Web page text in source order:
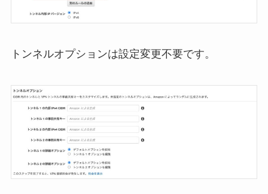
トンネルオプションは設定変更不要です。